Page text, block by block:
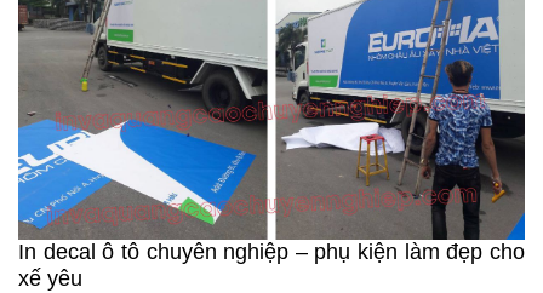
In decal ô tô chuyên nghiệp – phụ kiện làm đẹp cho
xế yêu